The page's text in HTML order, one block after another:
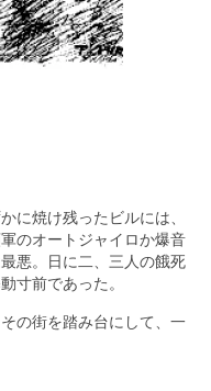
に焼け残ったビルには、
のオートジャイロか爆音
悪。日に二、三人の餓死
寸前であった。
の街を踏み台にして、一